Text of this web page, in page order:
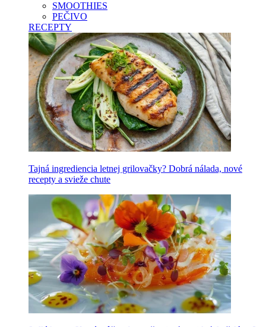
SMOOTHIES
PEČIVO
RECEPTY
Tajná ingrediencia letnej grilovačky? Dobrá nálada, nové
recepty a svieže chute